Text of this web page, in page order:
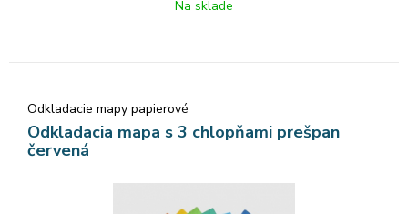
Na sklade
Odkladacie mapy papierové
Odkladacia mapa s 3 chlopňami prešpan
červená